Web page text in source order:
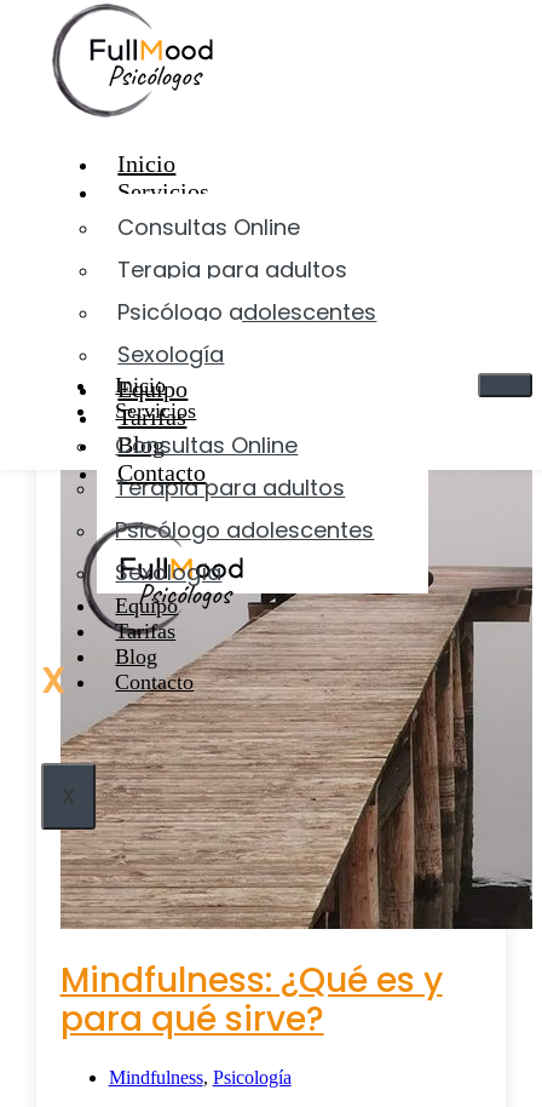
Saltar al contenido
Inicio
Servicios
Consultas Online
Terapia para adultos
Psicólogo adolescentes
Sexología
Equipo
Tarifas
Blog
Contacto
X
Inicio
Servicios
Consultas Online
Terapia para adultos
Psicólogo adolescentes
Sexología
Equipo
Tarifas
Blog
Contacto
X
Inicio >Mindfulness
Mindfulness
Mindfulness: ¿Qué es y
para qué sirve?
Mindfulness, Psicología